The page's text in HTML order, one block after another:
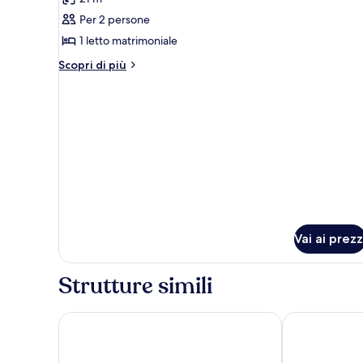
le
foto
per
Deluxe
Per 2 persone
1 letto matrimoniale
Scopri di più
Altri
Vai ai
Strutture simili
The Liner Hotel Pullman